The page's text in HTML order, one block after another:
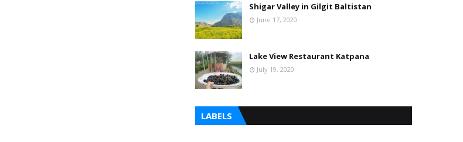
Shigar Valley in Gilgit Baltistan
June 17, 2020
Lake View Restaurant Katpana
July 19, 2020
LABELS